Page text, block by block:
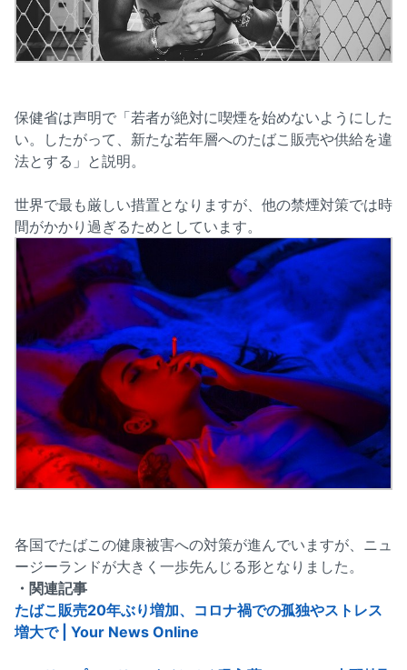
保健省は声明で「若者が絶対に喫煙を始めないようにした
い。したがって、新たな若年層へのたばこ販売や供給を違
法とする」と説明。
世界で最も厳しい措置となりますが、他の禁煙対策では時
間がかかり過ぎるためとしています。
各国でたばこの健康被害への対策が進んでいますが、ニュ
ージーランドが大きく一歩先んじる形となりました。
・関連記事
たばこ販売20年ぶり増加、コロナ禍での孤独やストレス
増大で | Your News Online